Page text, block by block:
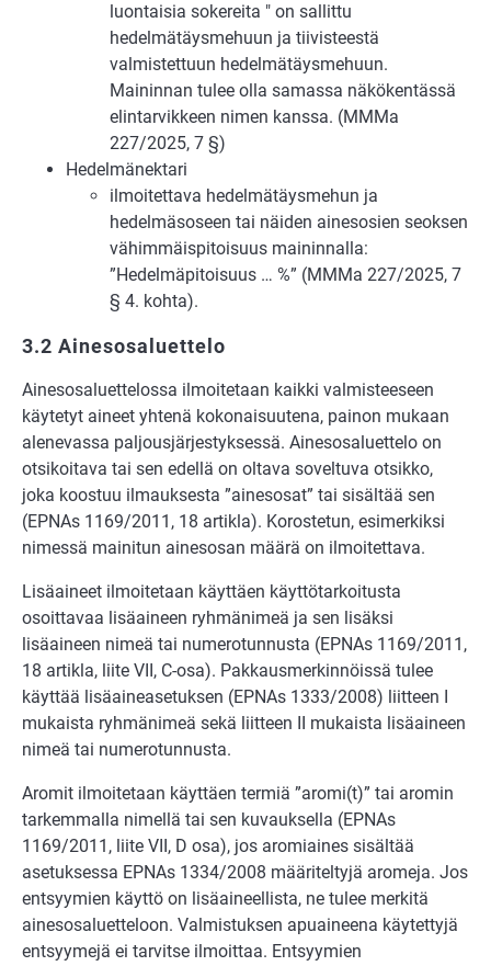
luontaisia sokereita " on sallittu
hedelmätäysmehuun ja tiivisteestä
valmistettuun hedelmätäysmehuun.
Maininnan tulee olla samassa näkökentässä
elintarvikkeen nimen kanssa. (MMMa
227/2025, 7 §)
Hedelmänektari
ilmoitettava hedelmätäysmehun ja
hedelmäsoseen tai näiden ainesosien seoksen
vähimmäispitoisuus maininnalla:
”Hedelmäpitoisuus … %” (MMMa 227/2025, 7
§ 4. kohta).
3.2 Ainesosaluettelo
Ainesosaluettelossa ilmoitetaan kaikki valmisteeseen
käytetyt aineet yhtenä kokonaisuutena, painon mukaan
alenevassa paljousjärjestyksessä. Ainesosaluettelo on
otsikoitava tai sen edellä on oltava soveltuva otsikko,
joka koostuu ilmauksesta ”ainesosat” tai sisältää sen
(EPNAs 1169/2011, 18 artikla). Korostetun, esimerkiksi
nimessä mainitun ainesosan määrä on ilmoitettava.
Lisäaineet ilmoitetaan käyttäen käyttötarkoitusta
osoittavaa lisäaineen ryhmänimeä ja sen lisäksi
lisäaineen nimeä tai numerotunnusta (EPNAs 1169/2011,
18 artikla, liite VII, C-osa). Pakkausmerkinnöissä tulee
käyttää lisäaineasetuksen (EPNAs 1333/2008) liitteen I
mukaista ryhmänimeä sekä liitteen II mukaista lisäaineen
nimeä tai numerotunnusta.
Aromit ilmoitetaan käyttäen termiä ”aromi(t)” tai aromin
tarkemmalla nimellä tai sen kuvauksella (EPNAs
1169/2011, liite VII, D osa), jos aromiaines sisältää
asetuksessa EPNAs 1334/2008 määriteltyjä aromeja. Jos
entsyymien käyttö on lisäaineellista, ne tulee merkitä
ainesosaluetteloon. Valmistuksen apuaineena käytettyjä
entsyymejä ei tarvitse ilmoittaa. Entsyymien